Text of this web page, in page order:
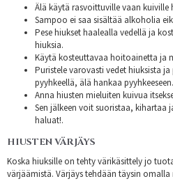
Älä käytä rasvoittuville vaan
Sampoo ei saa sisältää alkoholia
Pese hiukset haalealla vedellä ja
hiuksia.
Käytä kosteuttavaa hoitoainetta ja
Puristele varovasti vedet hiuksista
pyyhkeellä, älä hankaa pyyhkeeseen.
Anna hiusten mieluiten kuivua
Sen jälkeen voit suoristaa, kihartaa
haluat!.
HIUSTEN VÄRJÄYS
Koska hiuksille on tehty värikäsittely jo
värjäämistä. Värjäys tehdään täysin omalla